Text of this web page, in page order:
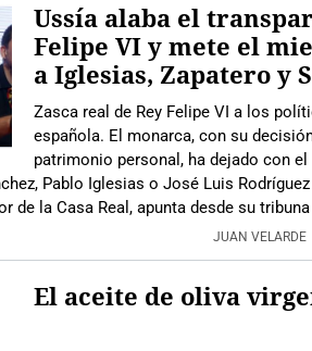
Ussía alaba el
Felipe VI y mete el
a Iglesias, Zapatero y
Zasca real de Rey Felipe VI a los
española. El monarca, con su
patrimonio personal, ha dejado con
Pablo Iglesias o José Luis
de la Casa Real, apunta desde su tribuna
JUAN VELARDE
El aceite de oliva